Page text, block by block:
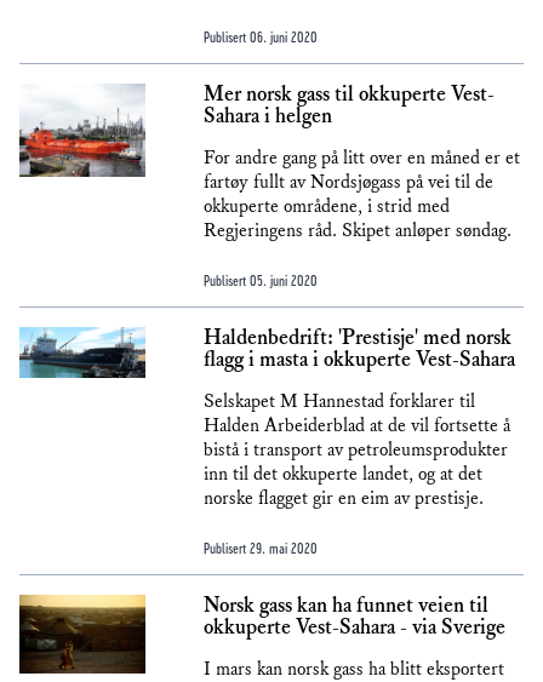
Publisert 06. juni 2020
Mer norsk gass til okkuperte Vest-
Sahara i helgen
For andre gang på litt over en måned er et
fartøy fullt av Nordsjøgass på vei til de
okkuperte områdene, i strid med
Regjeringens råd. Skipet anløper søndag.
Publisert 05. juni 2020
Haldenbedrift: 'Prestisje' med norsk
flagg i masta i okkuperte Vest-Sahara
Selskapet M Hannestad forklarer til
Halden Arbeiderblad at de vil fortsette å
bistå i transport av petroleumsprodukter
inn til det okkuperte landet, og at det
norske flagget gir en eim av prestisje.
Publisert 29. mai 2020
Norsk gass kan ha funnet veien til
okkuperte Vest-Sahara - via Sverige
I mars kan norsk gass ha blitt eksportert